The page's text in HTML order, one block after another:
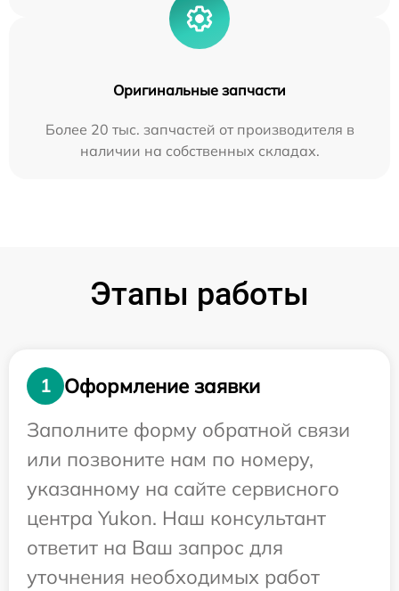
Оригинальные запчасти
Более 20 тыс. запчастей от производителя в
наличии на собственных складах.
Этапы работы
1
Оформление заявки
Заполните форму обратной связи
или позвоните нам по номеру,
указанному на сайте сервисного
центра Yukon. Наш консультант
ответит на Ваш запрос для
уточнения необходимых работ